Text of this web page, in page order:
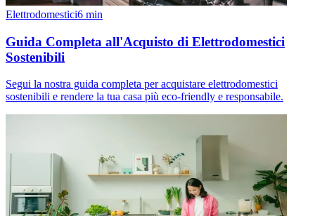
Elettrodomestici6 min
Guida Completa all'Acquisto di Elettrodomestici
Sostenibili
Segui la nostra guida completa per acquistare elettrodomestici
sostenibili e rendere la tua casa più eco-friendly e responsabile.